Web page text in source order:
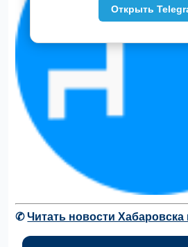
✆Читать новости Хабаровска
Открыть